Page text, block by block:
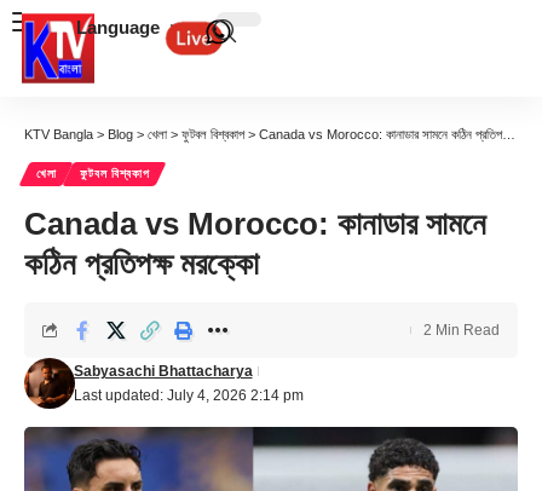
Language
KTV Bangla > Blog > খেলা > ফুটবল বিশ্বকাপ> Canada vs Morocco: কানাডার সামনে কঠিন প্রতিপক্ষ মরক্কো
খেলা ফুটবল বিশ্বকাপ
Canada vs Morocco: কানাডার সামনে
কঠিন প্রতিপক্ষ মরক্কো
Last updated: July 4, 2026 2:14 pm
Sabyasachi Bhattacharya
2 Min Read